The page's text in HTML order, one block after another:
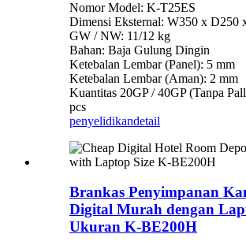
Nomor Model: K-T25ES
Dimensi Eksternal: W350 x D250
GW / NW: 11/12 kg
Bahan: Baja Gulung Dingin
Ketebalan Lembar (Panel): 5 mm
Ketebalan Lembar (Aman): 2 mm
Kuantitas 20GP / 40GP (Tanpa
pcs
penyelidikandetail
Brankas Penyimpanan
Digital Murah dengan
Ukuran K-BE200H